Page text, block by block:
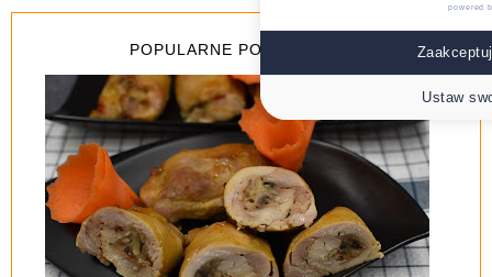
POPULARNE POSTY Z 7 DNI
powered
Ustaw